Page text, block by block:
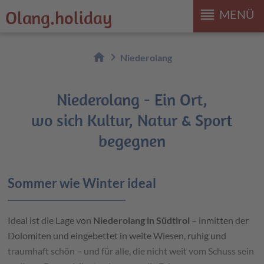
reorder MENÜ
Olang.holiday
home chevron_right Niederolang
Niederolang - Ein Ort,
wo sich Kultur, Natur & Sport
begegnen
Sommer wie Winter ideal
Ideal ist die Lage von Niederolang in Südtirol – inmitten der
Dolomiten und eingebettet in weite Wiesen, ruhig und
traumhaft schön – und für alle, die nicht weit vom Schuss sein